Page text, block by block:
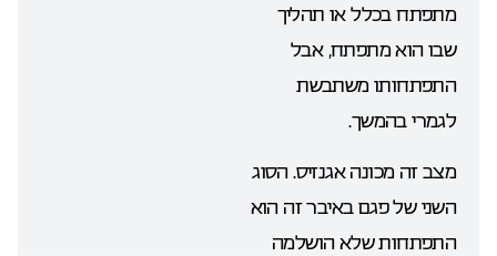
מתפתח בכלל או תהליך
שבו הוא מתפתח, אבל
התפתחותו משתבשת
לגמרי בהמשך.
מצב זה מכונה אגנזיס. הסוג
השני של פגם באיבר זה הוא
התפתחות שלא הושלמה